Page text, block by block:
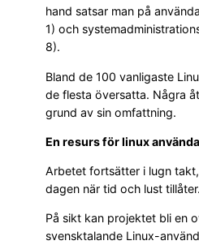
hand satsar man på
1) och
8).
Bland de 100 vanligaste
de flesta översatta. Några
grund av sin omfattning.
En resurs för linux
Arbetet fortsätter i lugn
dagen när tid och lust tillåter.
På sikt kan projektet bli en
svensktalande Linux-